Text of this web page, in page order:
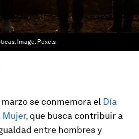
Image: Pexels
se conmemora el Día
que busca contribuir a
entre hombres y